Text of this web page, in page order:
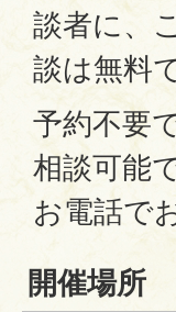
談者に、
談は無料
予約不要
相談可能
お電話で
開催場所